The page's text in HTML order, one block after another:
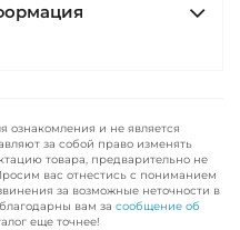
ознакомления и не является
за собой право изменять
товара, предварительно не
вас отнестись с пониманием
за возможные неточности в
вам за сообщение об
еще точнее!